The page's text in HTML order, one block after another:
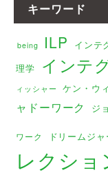
キーワード
being ILP インテ
理学
インテ
ィッシャー
ケン・ウ
ャドーワーク
ジ
ワーク ドリームジ
レクシ